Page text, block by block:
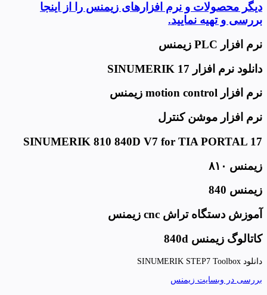
دیگر محصولات و نرم افزارهای زیمنس را از اینجا
بررسی و تهیه نمایید.
نرم افزار PLC زیمنس
دانلود نرم افزار SINUMERIK 17
نرم افزار motion control زیمنس
نرم افزار موشن کنترل
SINUMERIK 810 840D V7 for TIA PORTAL 17
زیمنس ۸۱۰
زیمنس 840
آموزش دستگاه تراش
کاتالوگ زیمنس 840d
دانلود SINUMERIK STEP7 Toolbox
بررسی در وبسایت زیمنس